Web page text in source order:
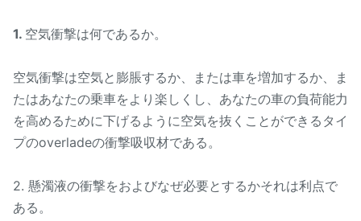
1. 空気衝撃は何であるか。
空気衝撃は空気と膨脹するか、または車を増加するか、ま
たはあなたの乗車をより楽しくし、あなたの車の負荷能力
を高めるために下げるように空気を抜くことができるタイ
プのoverladeの衝撃吸収材である。
2. 懸濁液の衝撃をおよびなぜ必要とするかそれは利点で
ある。